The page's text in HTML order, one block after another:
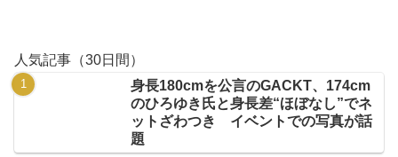
人気記事（30日間）
身長180cmを公言のGACKT、174cm
のひろゆき氏と身長差“ほぼなし”でネ
ットざわつき イベントでの写真が話
題